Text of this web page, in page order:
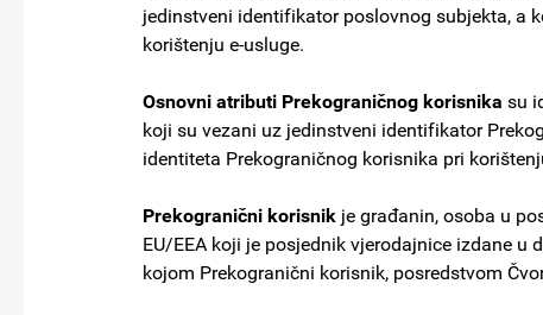
jedinstveni identifikator poslovnog subjekta, a
korištenju e-usluge.
Osnovni atributi Prekograničnog korisnika su
koji su vezani uz jedinstveni identifikator
identiteta Prekograničnog korisnika pri
Prekogranični korisnik je građanin, osoba u
EU/EEA koji je posjednik vjerodajnice izdane u
kojom Prekogranični korisnik, posredstvom